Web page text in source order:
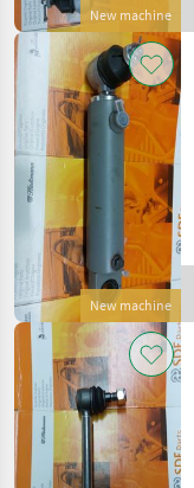
New machine
New machine